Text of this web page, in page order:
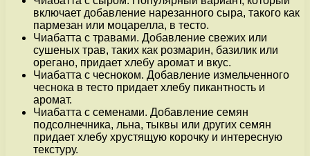
включает добавление нарезанного сыра, такого как
пармезан или моцарелла, в тесто.
Чиабатта с травами. Добавление свежих или
сушеных трав, таких как розмарин, базилик или
орегано, придает хлебу аромат и вкус.
Чиабатта с чесноком. Добавление измельченного
чеснока в тесто придает хлебу пикантность и
аромат.
Чиабатта с семенами. Добавление семян
подсолнечника, льна, тыквы или других семян
придает хлебу хрустящую корочку и интересную
текстуру.